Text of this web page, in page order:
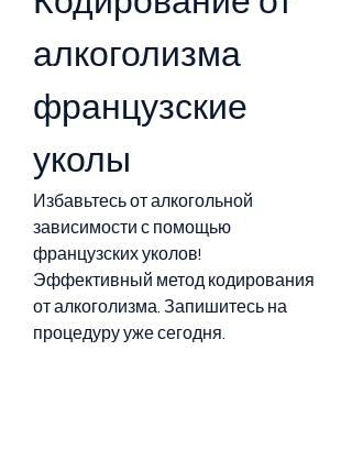
алкоголизма
французские
уколы
Избавьтесь от алкогольной
зависимости с помощью
французских уколов!
Эффективный метод кодирования
от алкоголизма. Запишитесь на
процедуру уже сегодня.